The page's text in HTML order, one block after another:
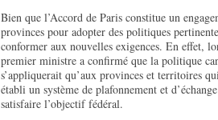
Bien que l’Accord de Paris constitue un
provinces pour adopter des politiques
conformer aux nouvelles exigences. En effet,
premier ministre a confirmé que la politique
s’appliquerait qu’aux provinces et territoires
établi un système de plafonnement et
satisfaire l’objectif fédéral.